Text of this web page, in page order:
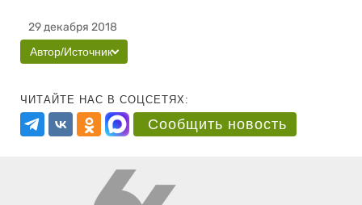
29 декабря 2018
Автор/Источник
ЧИТАЙТЕ НАС В СОЦСЕТЯХ:
Сообщить новость